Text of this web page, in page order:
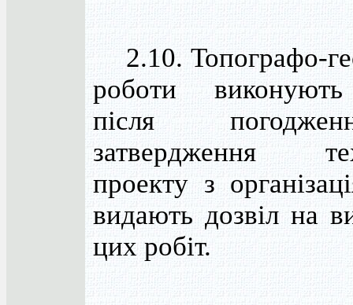
2.10. Топографо-
роботи
після
затвердження
проекту з
видають дозвіл на
цих робіт.